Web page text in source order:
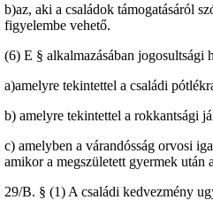
b)az, aki a családok támogatásáról
figyelembe vehető.
(6) E § alkalmazásában jogosultsági
a)amelyre tekintettel a családi
b) amelyre tekintettel a rokkantsági
c) amelyben a várandósság orvosi
amikor a megszületett gyermek
29/B. § (1) A családi kedvezmény